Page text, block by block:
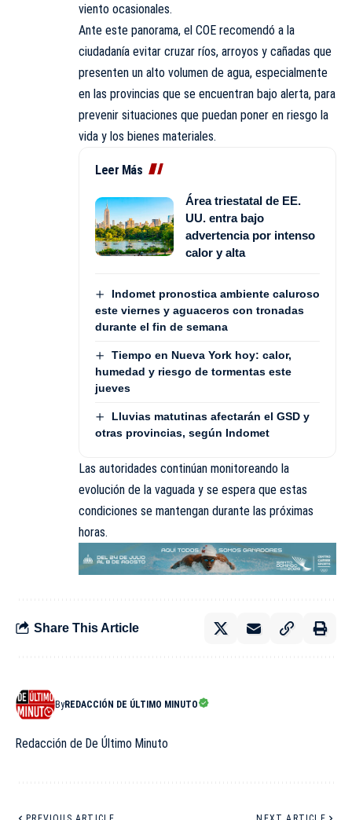
viento ocasionales.
Ante este panorama, el COE recomendó a la
ciudadanía evitar cruzar ríos, arroyos y cañadas que
presenten un alto volumen de agua, especialmente
en las provincias que se encuentran bajo alerta, para
prevenir situaciones que puedan poner en riesgo la
vida y los bienes materiales.
Leer Más
Área triestatal de EE.
UU. entra bajo
advertencia por intenso
calor y alta
Indomet pronostica ambiente caluroso
este viernes y aguaceros con tronadas
durante el fin de semana
Tiempo en Nueva York hoy: calor,
humedad y riesgo de tormentas este
jueves
Lluvias matutinas afectarán el GSD y
otras provincias, según Indomet
Las autoridades continúan monitoreando la
evolución de la vaguada y se espera que estas
condiciones se mantengan durante las próximas
horas.
Share This Article
ByREDACCIÓN DE ÚLTIMO MINUTO
Redacción de De Último Minuto